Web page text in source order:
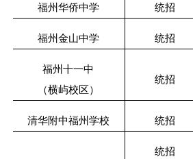
福州华侨中学 统招
福州金山中学 统招
福州十一中
（横屿校区）
统招
清华附中福州学校 统招
统招